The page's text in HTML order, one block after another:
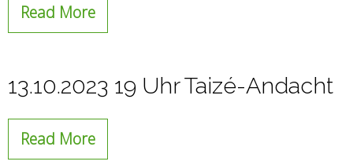
Read More
13.10.2023 19 Uhr Taizé-Andacht
Read More